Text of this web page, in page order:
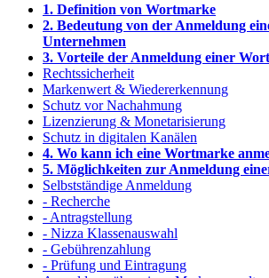
1. Definition von Wortmarke
2. Bedeutung von der Anmeldung
Unternehmen
3. Vorteile der Anmeldung einer
Rechtssicherheit
Markenwert & Wiedererkennung
Schutz vor Nachahmung
Lizenzierung & Monetarisierung
Schutz in digitalen Kanälen
4. Wo kann ich eine Wortmarke
5. Möglichkeiten zur Anmeldung
Selbstständige Anmeldung
- Recherche
- Antragstellung
- Nizza Klassenauswahl
- Gebührenzahlung
- Prüfung und Eintragung